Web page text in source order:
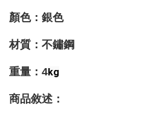
顏色：銀色
材質 ：不鏽鋼
重量 ：4kg
商品敘述：